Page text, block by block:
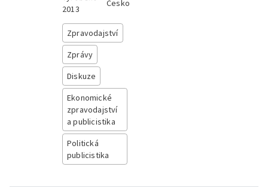
2013
Česko
Zpravodajství
Zprávy
Diskuze
Ekonomické
zpravodajství
a publicistika
Politická
publicistika